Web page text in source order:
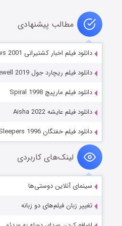
مطالب پیشنهادی
دانلود فیلم اخبار کشتیرانی The Shipping News 2001
دانلود فیلم ریچارد جول Richard Jewell 2019
دانلود فیلم مارپیچ Spiral 1998
دانلود فیلم عایشه Aisha 2022
دانلود فیلم خفتگان Sleepers 1996
لینک‌های کاربردی
سینمای آنلاین دوستی‌ها
تغییر زبان فیلم‌های دو زبانه